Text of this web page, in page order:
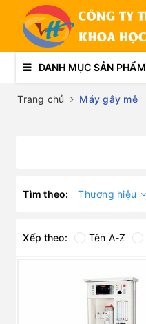
DANH MỤC SẢN PHẨM
Trang chủ Máy gây mê
Tìm theo: Thương hiệu
Xếp theo: Tên A-Z